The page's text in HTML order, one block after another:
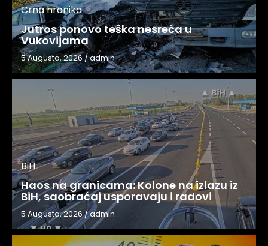
Crna hronika
Jutros ponovo teška nesreća u
Vukovijama
5 Augusta, 2026/admin
BiH
Haos na granicama: Kolone na izlazu iz
BiH, saobraćaj usporavaju i radovi
5 Augusta, 2026/admin